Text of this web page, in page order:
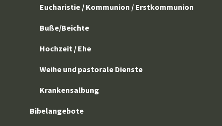
Eucharistie / Kommunion / Erstkommunion
Buße/Beichte
Hochzeit / Ehe
Weihe und pastorale Dienste
Krankensalbung
Bibelangebote